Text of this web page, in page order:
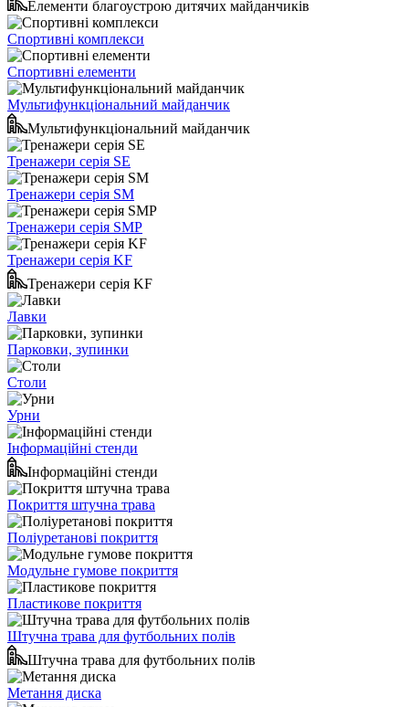
Елементи благоустрою дитячих майданчиків
Спортивні комплекси
Спортивні елементи
Мультифункціональний майданчик
Мультифункціональний майданчик
Тренажери серія SE
Тренажери серія SM
Тренажери серія SMP
Тренажери серія KF
Тренажери серія KF
Лавки
Парковки, зупинки
Столи
Урни
Інформаційні стенди
Інформаційні стенди
Покриття штучна трава
Поліуретанові покриття
Модульне гумове покриття
Пластикове покриття
Штучна трава для футбольних полів
Штучна трава для футбольних полів
Метання диска